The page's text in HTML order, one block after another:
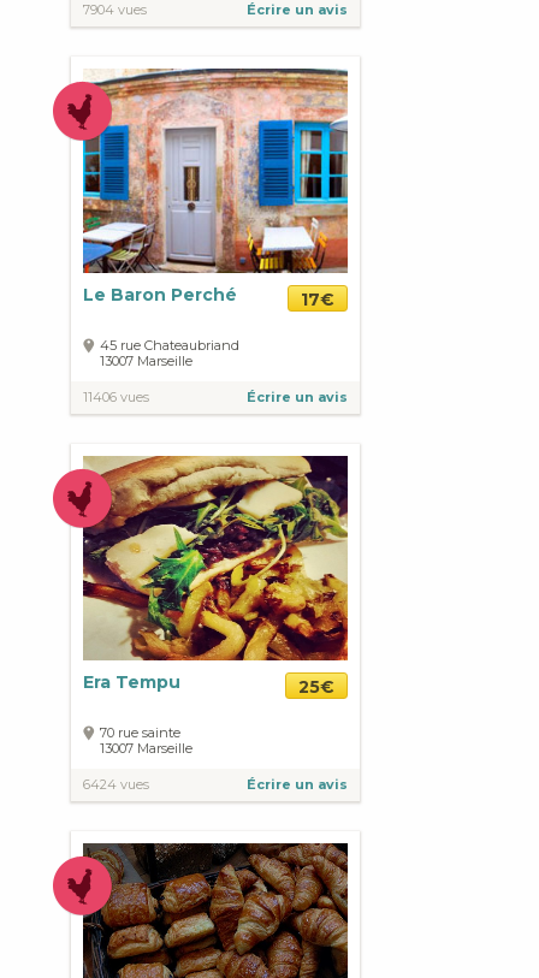
7904 vues Écrire un avis
Le Baron Perché 17€
45 rue Chateaubriand
13007 Marseille
11406 vues Écrire un avis
Era Tempu 25€
70 rue sainte
13007 Marseille
6424 vues Écrire un avis